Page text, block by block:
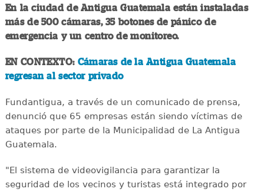
En la ciudad de Antigua Guatemala están instaladas
más de 500 cámaras, 35 botones de pánico de
emergencia y un centro de monitoreo.
EN CONTEXTO: Cámaras de la Antigua Guatemala
regresan al sector privado
Fundantigua, a través de un comunicado de prensa,
denunció que 65 empresas están siendo víctimas de
ataques por parte de la Municipalidad de La Antigua
Guatemala.
"El sistema de videovigilancia para garantizar la
seguridad de los vecinos y turistas está integrado por